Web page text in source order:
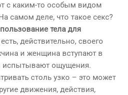
с каким-то особым видом
самом деле, что такое секс?
тела для
есть, действительно, своего
и женщина вступают в
испытывают ощущения.
столь узко – это может
движения, действия,